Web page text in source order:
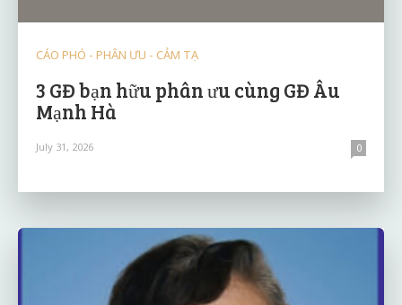
CÁO PHÓ - PHÂN ƯU - CẢM TẠ
3 GĐ bạn hữu phân ưu cùng GĐ Âu
Mạnh Hà
July 31, 2026 0